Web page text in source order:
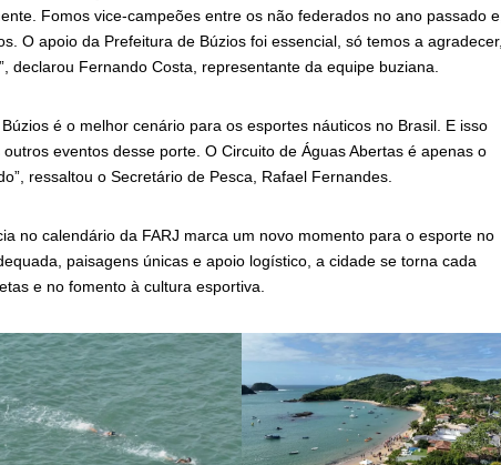
Fomos vice-campeões entre os não federados no ano passado e,
O apoio da Prefeitura de Búzios foi essencial, só temos a agradecer,
declarou Fernando Costa, representante da equipe buziana.
é o melhor cenário para os esportes náuticos no Brasil. E isso
eventos desse porte. O Circuito de Águas Abertas é apenas o
ressaltou o Secretário de Pesca, Rafael Fernandes.
no calendário da FARJ marca um novo momento para o esporte no
paisagens únicas e apoio logístico, a cidade se torna cada
e no fomento à cultura esportiva.